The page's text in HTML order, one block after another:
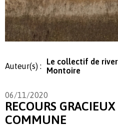
Auteur(s) :
Le collectif de
Montoire
06/11/2020
RECOURS
COMMUNE